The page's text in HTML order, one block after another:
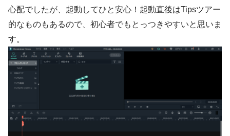
心配でしたが、起動してひと安心！起動直後はTipsツアー
的なものもあるので、初心者でもとっつきやすいと思いま
す。